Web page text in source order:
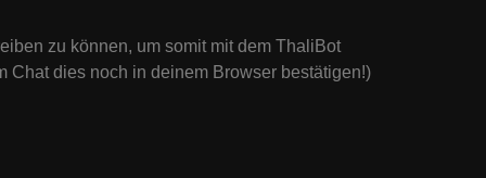
zu können, um somit mit dem ThaliBot
Chat dies noch in deinem Browser bestätigen!)